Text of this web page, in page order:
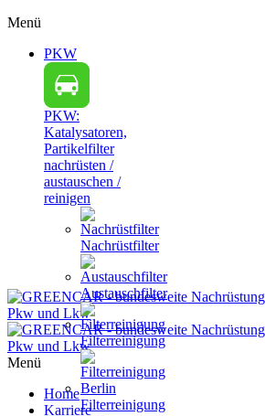
Menü
PKW
PKW:
Katalysatoren,
Partikelfilter
nachrüsten /
austauschen /
reinigen
Nachrüstfilter
Austauschfilter
Filterreinigung
Filterreinigung
Menü
Home
Karriere